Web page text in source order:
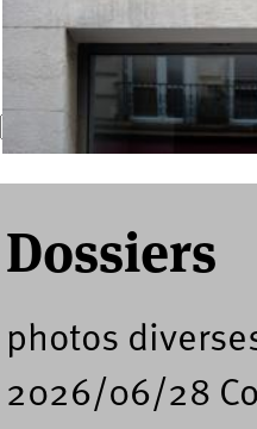
Formulaire de
Recherche
Dossiers
photos
2026/06/28